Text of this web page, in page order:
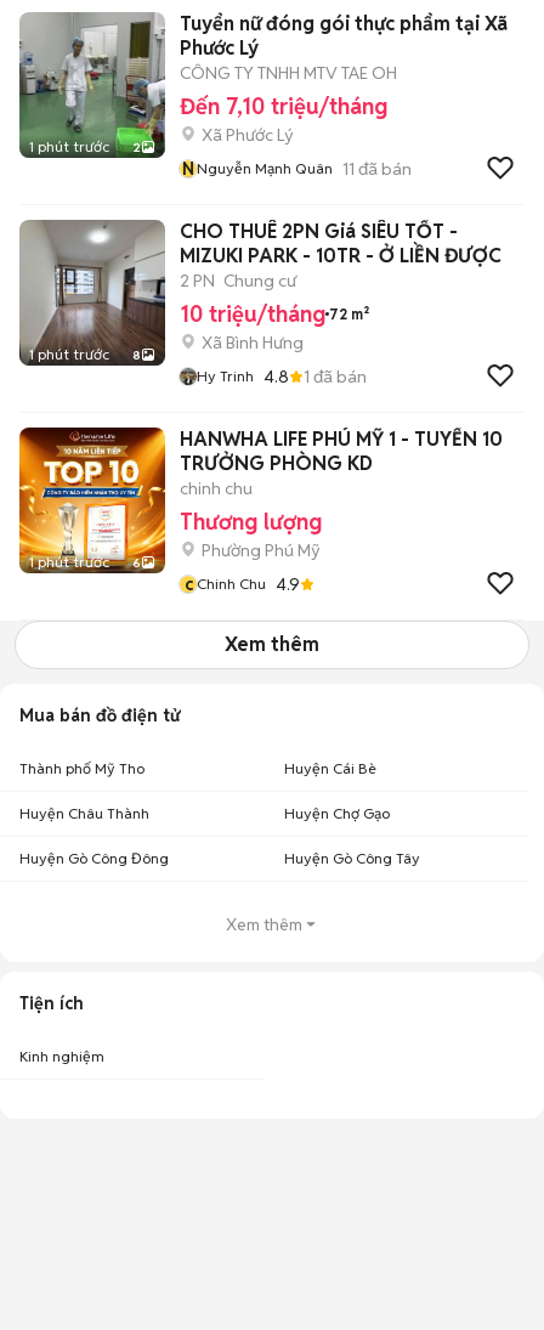
1 phút trước 2
Tuyển nữ đóng gói thực phẩm tại Xã
Phước Lý
CÔNG TY TNHH MTV TAE OH
Đến 7,10 triệu/tháng
Xã Phước Lý
NNguyễn Mạnh Quân 11 đã bán
1 phút trước 8
CHO THUÊ 2PN Giá SIÊU TỐT -
MIZUKI PARK - 10TR - Ở LIỀN ĐƯỢC
2 PN Chung cư
10 triệu/tháng 72 m²
Xã Bình Hưng
Hy Trinh 4.8 1 đã bán
1 phút trước 6
HANWHA LIFE PHÚ MỸ 1 - TUYỂN 10
TRƯỞNG PHÒNG KD
chinh chu
Thương lượng
Phường Phú Mỹ
c Chinh Chu 4.9
Xem thêm
Mua bán đồ điện tử
Thành phố Mỹ Tho Huyện Cái Bè
Huyện Châu Thành Huyện Chợ Gạo
Huyện Gò Công Đông Huyện Gò Công Tây
Xem thêm
Tiện ích
Kinh nghiệm